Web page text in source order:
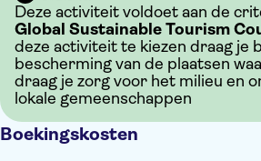
Deze activiteit voldoet aan de
Global Sustainable Tourism
deze activiteit te kiezen draag je
bescherming van de plaatsen
draag je zorg voor het milieu en
lokale gemeenschappen
Boekingskosten